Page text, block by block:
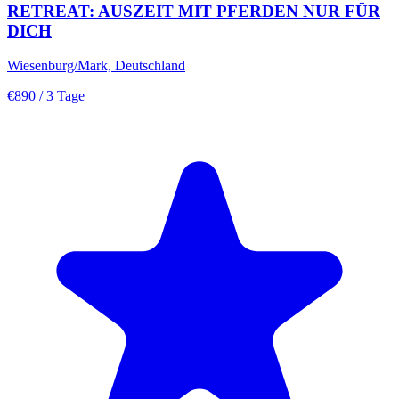
RETREAT: AUSZEIT MIT PFERDEN NUR FÜR
DICH
Wiesenburg/Mark, Deutschland
€890 / 3 Tage